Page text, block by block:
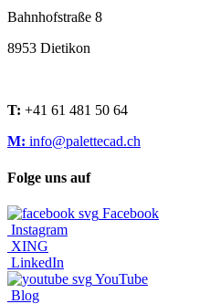
Bahnhofstraße 8
8953 Dietikon
T: +41 61 481 50 64
M: info@palettecad.ch
Folge uns auf
Facebook
Instagram
XING
LinkedIn
YouTube
Blog